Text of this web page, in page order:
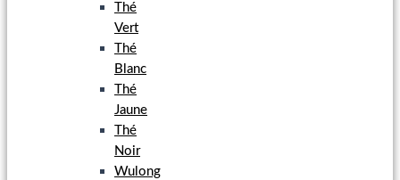
Thé
Vert
Thé
Blanc
Thé
Jaune
Thé
Noir
Wulong